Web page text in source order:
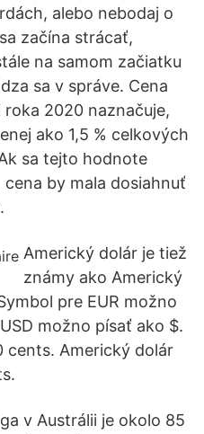
alebo nebodaj o
začína strácať,
na samom začiatku
sa v správe. Cena
2020 naznačuje,
ako 1,5 % celkových
sa tejto hodnote
by mala dosiahnuť
Americký dolár je tiež
známy ako Americký
pre EUR možno
možno písať ako $.
cents. Americký dolár
v Austrálii je okolo 85